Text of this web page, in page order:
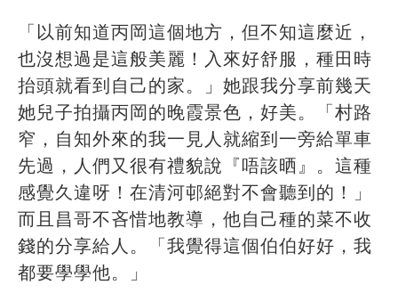
「以前知道丙岡這個地方，但不知這麼近，
也沒想過是這般美麗！入來好舒服，種田時
抬頭就看到自己的家。」她跟我分享前幾天
她兒子拍攝丙岡的晚霞景色，好美。「村路
窄，自知外來的我一見人就縮到一旁給單車
先過，人們又很有禮貌說『唔該晒』。這種
感覺久違呀！在清河邨絕對不會聽到的！」
而且昌哥不吝惜地教導，他自己種的菜不收
錢的分享給人。「我覺得這個伯伯好好，我
都要學學他。」